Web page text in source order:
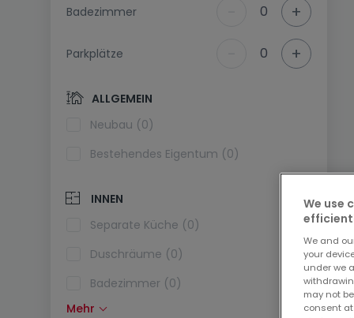
Badezimmer 0 +
Parkplätze 0 +
ALLGEMEIN
Neubau (0)
Bestehendes Eigentum (0)
INNEN
Separate Küche (0)
Duschräume (0)
Badezimmer (0)
Einbauküche (0)
Mehr
We use
We and
your
under we
may not
consent